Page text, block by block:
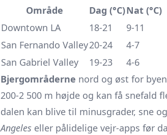
Område
Dag (°C)Nat (°C)
Downtown LA
18-21
9-11
San Fernando Valley20-24
4-7
San Gabriel Valley
19-23
4-6
Bjergområderne nord og øst for
200-2 500 m højde og kan få snefald
dalen kan blive til minusgrader, sne
Angeles eller pålidelige vejr-apps før